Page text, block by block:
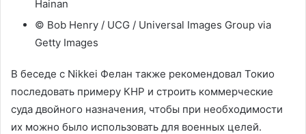
Hainan
© Bob Henry / UCG / Universal Images Group via
Getty Images
В беседе с Nikkei Фелан также рекомендовал Токио
последовать примеру КНР и строить коммерческие
суда двойного назначения, чтобы при необходимости
их можно было использовать для военных целей.